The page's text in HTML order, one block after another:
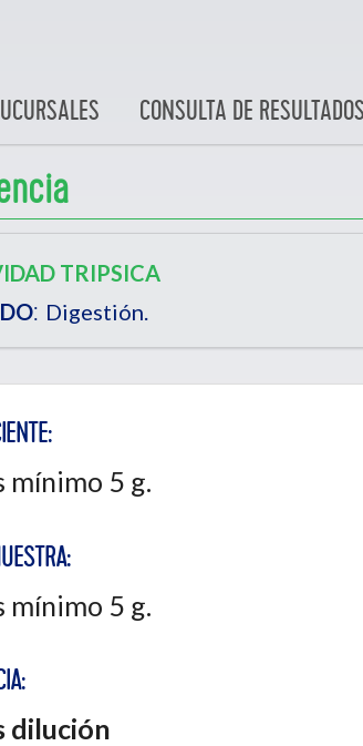
CONSULTA DE
TRIPSICA
: Digestión.
mínimo 5 g.
mínimo 5 g.
dilución